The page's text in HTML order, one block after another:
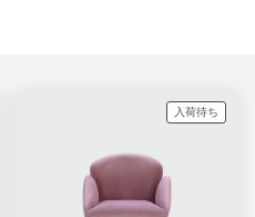
入荷待ち